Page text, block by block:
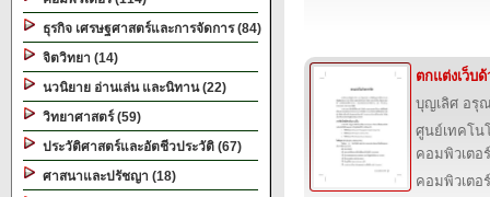
ธุรกิจ เศรษฐศาสตร์และการจัดการ (84)
จิตวิทยา (14)
นวนิยาย อ่านเล่น และนิทาน (22)
วิทยาศาสตร์ (59)
ประวัติศาสตร์และอัตชีวประวัติ (67)
ศาสนาและปรัชญา (18)
ตกแต่งเว็บ
บุญเลิศ อรุ
ศูนย์เทคโน
คอมพิวเตอ
คอมพิวเตอร์